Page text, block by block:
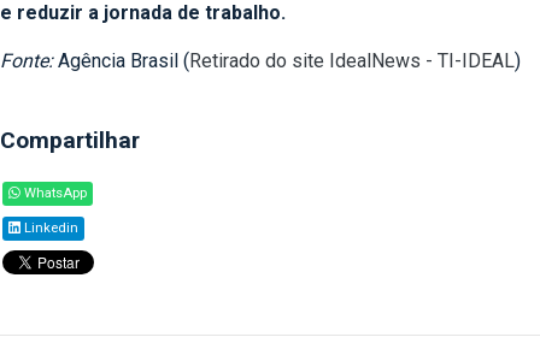
e reduzir a jornada de trabalho.
Fonte:Agência Brasil (Retirado do site IdealNews - TI-IDEAL)
Compartilhar
WhatsApp
Linkedin